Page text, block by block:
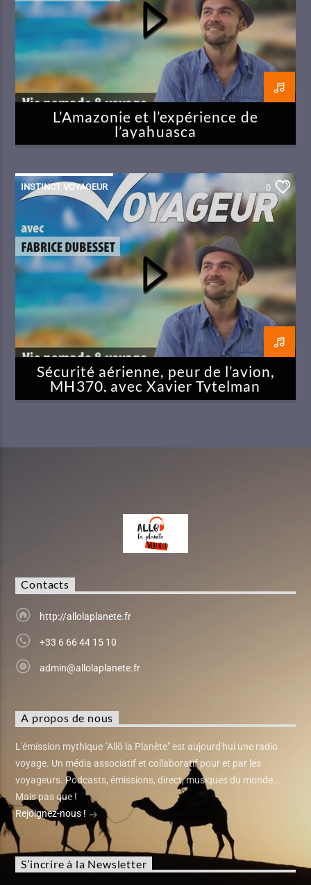
L’Amazonie et l’expérience de
l’ayahuasca
INSTINCT VOYAGEUR 0
Sécurité aérienne, peur de l’avion,
MH370, avec Xavier Tytelman
Contacts
http://allolaplanete.fr
+33 6 66 44 15 10
admin@allolaplanete.fr
A propos de nous
L'émission mythique "Allô la Planète" est aujourd'hui une radio
voyage. Un média associatif et collaboratif pour et par les
voyageurs. Podcasts, émissions, direct, musiques du monde...
Mais pas que !
Rejoignez-nous !
S’incrire à la Newsletter